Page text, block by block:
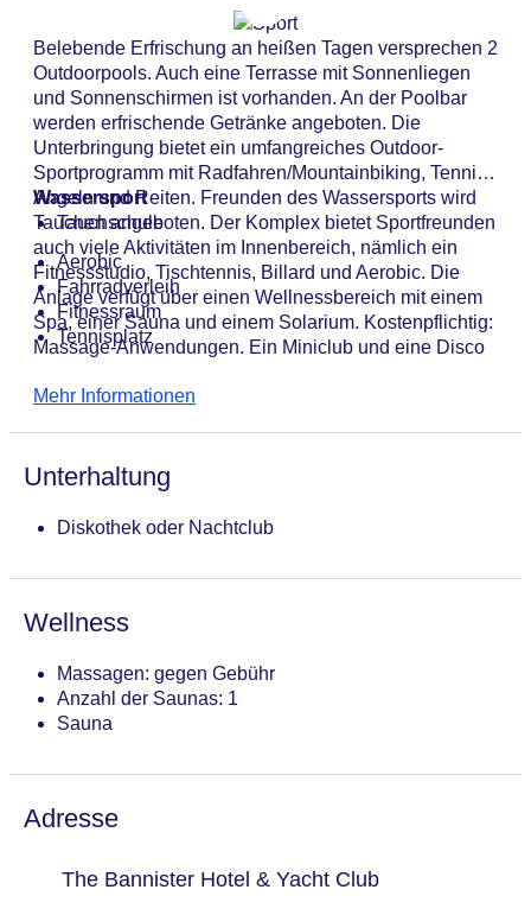
Belebende Erfrischung an heißen Tagen versprechen 2
Outdoorpools. Auch eine Terrasse mit Sonnenliegen
und Sonnenschirmen ist vorhanden. An der Poolbar
werden erfrischende Getränke angeboten. Die
Unterbringung bietet ein umfangreiches Outdoor-
Sportprogramm mit Radfahren/Mountainbiking, Tennis,
Angeln und Reiten. Freunden des Wassersports wird
Tauchen angeboten. Der Komplex bietet Sportfreunden
auch viele Aktivitäten im Innenbereich, nämlich ein
Fitnessstudio, Tischtennis, Billard und Aerobic. Die
Anlage verfügt über einen Wellnessbereich mit einem
Spa, einer Sauna und einem Solarium. Kostenpflichtig:
Massage-Anwendungen. Ein Miniclub und eine Disco
Wassersport
Tauchschule
Aerobic
Fahrradverleih
Fitnessraum
Tennisplatz
Mehr Informationen
Unterhaltung
Diskothek oder Nachtclub
Wellness
Massagen: gegen Gebühr
Anzahl der Saunas: 1
Sauna
Adresse
The Bannister Hotel & Yacht Club